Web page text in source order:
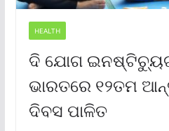
HEALTH
ଦି ଯୋଗ
ଭାରତରେ ୧୨ତମ
ଦିବସ ପାଳିତ